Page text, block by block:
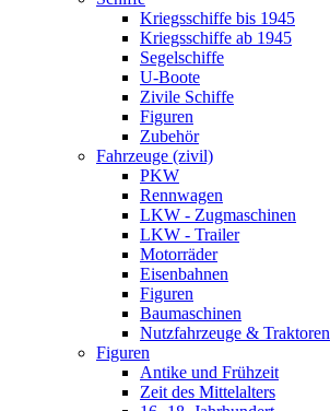
Kriegsschiffe bis 1945
Kriegsschiffe ab 1945
Segelschiffe
U-Boote
Zivile Schiffe
Figuren
Zubehör
Fahrzeuge (zivil)
PKW
Rennwagen
LKW - Zugmaschinen
LKW - Trailer
Motorräder
Eisenbahnen
Figuren
Baumaschinen
Nutzfahrzeuge & Traktoren
Figuren
Antike und Frühzeit
Zeit des Mittelalters